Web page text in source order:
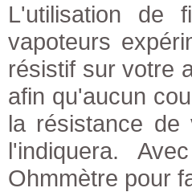
L'utilisation de
vapoteurs
résistif sur votre
afin qu'aucun
la résistance
l'indiquera.
Ohmmètre pour